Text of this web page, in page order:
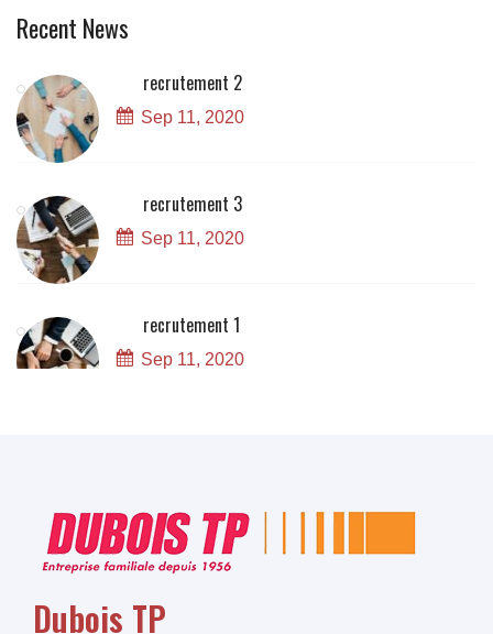
Recent News
recrutement 2
Sep 11, 2020
recrutement 3
Sep 11, 2020
recrutement 1
Sep 11, 2020
Dubois TP